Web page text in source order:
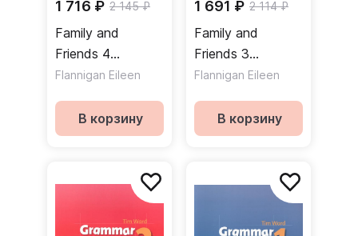
1 716 ₽ 2 145 ₽
Family and
Friends 4
Grammar Friends
Грамматика
Flannigan Eileen
В корзину
1 691 ₽ 2 114 ₽
Family and
Friends 3
Grammar Friends
Грамматика
Flannigan Eileen
В корзину